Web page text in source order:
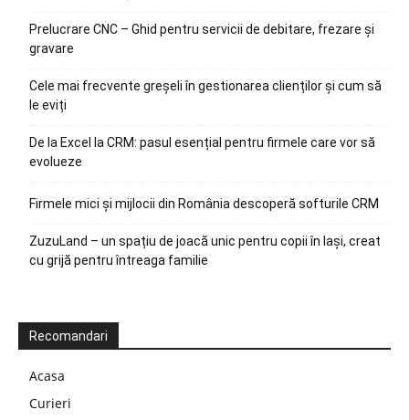
Prelucrare CNC – Ghid pentru servicii de debitare, frezare și
gravare
Cele mai frecvente greșeli în gestionarea clienților și cum să
le eviți
De la Excel la CRM: pasul esențial pentru firmele care vor să
evolueze
Firmele mici și mijlocii din România descoperă softurile CRM
ZuzuLand – un spațiu de joacă unic pentru copii în Iași, creat
cu grijă pentru întreaga familie
Recomandari
Acasa
Curieri